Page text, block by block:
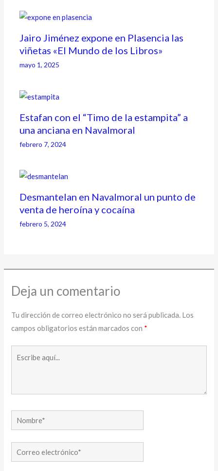
Jairo Jiménez expone en Plasencia las
viñetas «El Mundo de los Libros»
mayo 1, 2025
Estafan con el “Timo de la estampita” a
una anciana en Navalmoral
febrero 7, 2024
Desmantelan en Navalmoral un punto de
venta de heroína y cocaína
febrero 5, 2024
Deja un comentario
Tu dirección de correo electrónico no será publicada. Los
campos obligatorios están marcados con *
Nombre*
Correo
electrónico*